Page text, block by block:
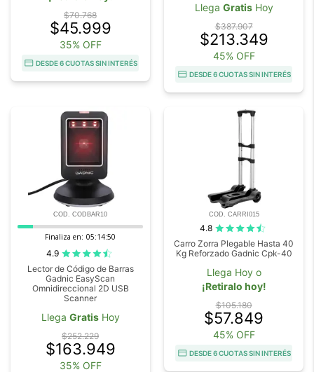
$70.768
$45.999
35% OFF
DESDE 6 CUOTAS SIN INTERÉS
Llega GratisHoy
$387.907
$213.349
45% OFF
DESDE 6 CUOTAS SIN INTERÉS
COD. CODBAR10
Finaliza en: 05:14:48
4.9
Lector de Código de Barras
Gadnic EasyScan
Omnidireccional 2D USB
Scanner
Llega GratisHoy
$252.229
$163.949
35% OFF
COD. CARRI015
4.8
Carro Zorra Plegable Hasta 40
Kg Reforzado Gadnic Cpk-40
Llega Hoy o
¡Retiralo hoy!
$105.180
$57.849
45% OFF
DESDE 6 CUOTAS SIN INTERÉS